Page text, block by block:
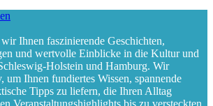
Ihnen faszinierende Geschichten,
und wertvolle Einblicke in die Kultur und
Holstein und Hamburg. Wir
um Ihnen fundiertes Wissen, spannende
Tipps zu liefern, die Ihren Alltag
Veranstaltungshighlights bis zu versteckten